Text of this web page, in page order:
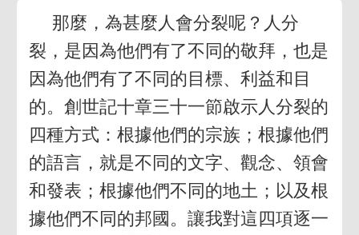
那麼，為甚麼人會分裂呢？人分
裂，是因為他們有了不同的敬拜，也是
因為他們有了不同的目標、利益和目
的。創世記十章三十一節啟示人分裂的
四種方式：根據他們的宗族；根據他們
的語言，就是不同的文字、觀念、領會
和發表；根據他們不同的地土；以及根
據他們不同的邦國。讓我對這四項逐一